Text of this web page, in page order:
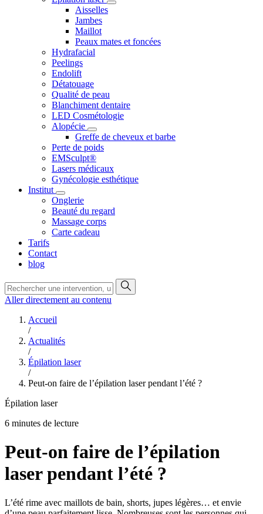
Aisselles
Jambes
Maillot
Peaux mates et foncées
Hydrafacial
Peelings
Endolift
Détatouage
Qualité de peau
Blanchiment dentaire
LED Cosmétologie
Alopécie
Greffe de cheveux et barbe
Perte de poids
EMSculpt®
Lasers médicaux
Gynécologie esthétique
Institut
Onglerie
Beauté du regard
Massage corps
Carte cadeau
Tarifs
Contact
blog
Aller directement au contenu
Accueil
/
Actualités
/
Épilation laser
/
Peut-on faire de l’épilation laser pendant l’été ?
Épilation laser
6 minutes de lecture
Peut-on faire de l’épilation
laser pendant l’été ?
L’été rime avec maillots de bain, shorts, jupes légères… et envie